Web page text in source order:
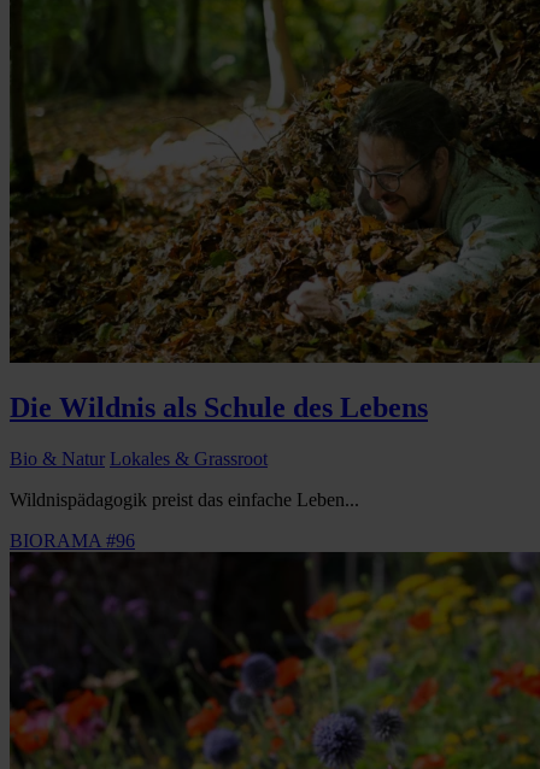
Die Wildnis als Schule des Lebens
Bio & Natur Lokales & Grassroot
Wildnispädagogik preist das einfache Leben...
BIORAMA #96